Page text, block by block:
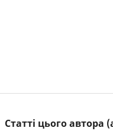
Статті цього автора